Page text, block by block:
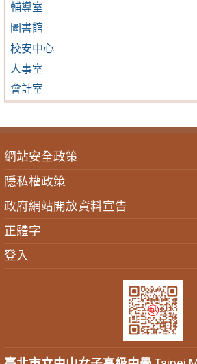
輔導室
圖書館
校安中心
人事室
會計室
網站安全政策
隱私權政策
政府網站開放資料宣告
正體字
登入